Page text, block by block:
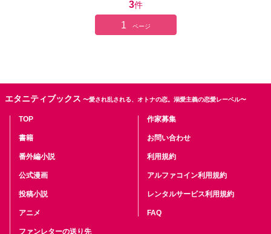
3件
1 ページ
エタニティブックス 〜愛され乱される、オトナの恋。溺愛主義の恋愛レーベル〜
TOP
書籍
番外編小説
公式漫画
投稿小説
アニメ
ファンレターの送り先
作家募集
お問い合わせ
利用規約
アルファコイン利用規約
レンタルサービス利用規約
FAQ